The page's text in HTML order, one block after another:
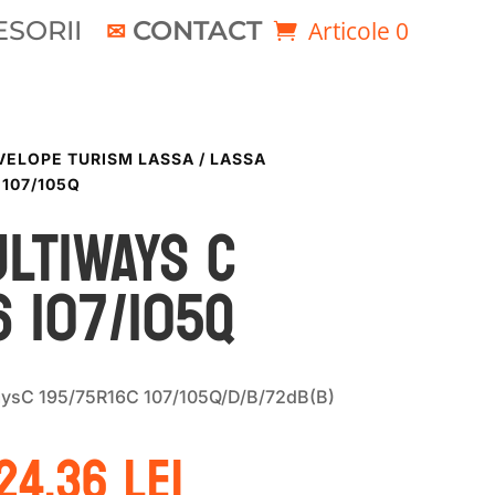
CONTACT Articole 0
TURISM LASSA / LASSA
105Q
C
107/105Q
195/75R16C 107/105Q/D/B/72dB(B)